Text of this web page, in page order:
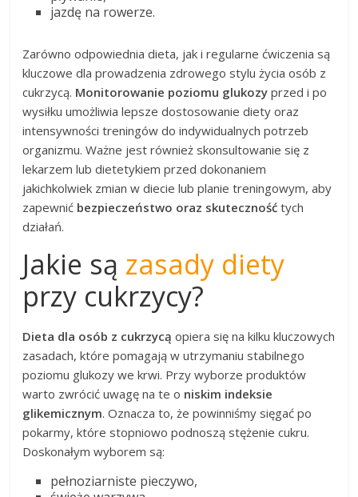
jazdę na rowerze.
Zarówno odpowiednia dieta, jak i regularne ćwiczenia są
kluczowe dla prowadzenia zdrowego stylu życia osób z
cukrzycą. Monitorowanie poziomu glukozy przed i po
wysiłku umożliwia lepsze dostosowanie diety oraz
intensywności treningów do indywidualnych potrzeb
organizmu. Ważne jest również skonsultowanie się z
lekarzem lub dietetykiem przed dokonaniem
jakichkolwiek zmian w diecie lub planie treningowym, aby
zapewnić bezpieczeństwo oraz skuteczność tych
działań.
Jakie są zasady diety
przy cukrzycy?
Dieta dla osób z cukrzycą opiera się na kilku kluczowych
zasadach, które pomagają w utrzymaniu stabilnego
poziomu glukozy we krwi. Przy wyborze produktów
warto zwrócić uwagę na te o niskim indeksie
glikemicznym. Oznacza to, że powinniśmy sięgać po
pokarmy, które stopniowo podnoszą stężenie cukru.
Doskonałym wyborem są:
pełnoziarniste pieczywo,